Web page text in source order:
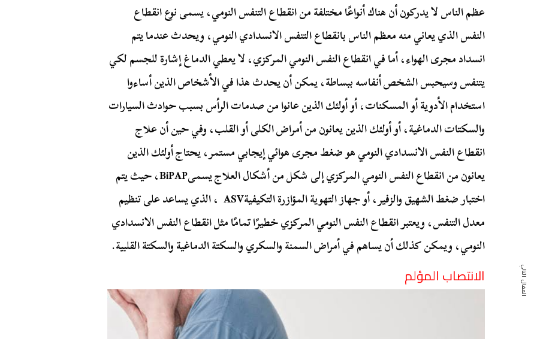
عظم الناس لا يدركون أن هناك أنواعًا مختلفة من انقطاع التنفس النومي، يسمى نوع انقطاع
النفس الذي يعاني منه معظم الناس بانقطاع التنفس الانسدادي النومي، ويحدث عندما يتم
انسداد مجرى الهواء، أما في انقطاع النفس النومي المركزي، لا يعطي الدماغ إشارة للجسم لكي
يتنفس وسيحبس الشخص أنفاسه ببساطة، يمكن أن يحدث هذا في الأشخاص الذين أساءوا
استخدام الأدوية أو المسكنات، أو أولئك الذين عانوا من صدمات الرأس بسبب حوادث السيارات
والسكتات الدماغية، أو أولئك الذين يعانون من أمراض الكلى أو القلب، وفي حين أن علاج
انقطاع النفس الانسدادي النومي هو ضغط مجرى هوائي إيجابي مستمر، يحتاج أولئك الذين
يعانون من انقطاع النفس النومي المركزي إلى شكل من أشكال العلاج يسمىBiPAP، حيث يتم
اختبار ضغط الشهيق والزفير، أو جهاز التهوية المؤازرة التكيفيةASV ، الذي يساعد على تنظيم
معدل التنفس، ويعتبر انقطاع النفس النومي المركزي خطيرًا تمامًا مثل انقطاع النفس الانسدادي
النومي، ويمكن كذلك أن يساهم في أمراض السمنة والسكري والسكتة الدماغية والسكتة القلبية.
الانتصاب المؤلم المقال التالي